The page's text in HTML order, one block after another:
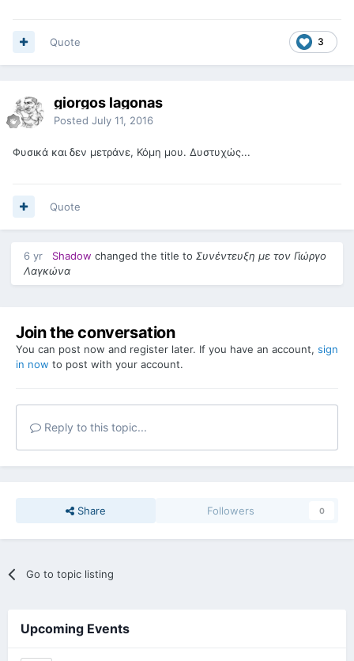
3
Quote
giorgos lagonas
Posted July 11, 2016
Φυσικά και δεν μετράνε, Κόμη μου. Δυστυχώς...
Quote
6 yr Shadow changed the title to Συνέντευξη με τον Γιώργο
Λαγκώνα
Join the conversation
You can post now and register later. If you have an account, sign
in now to post with your account.
Reply to this topic...
Share Followers 0
Go to topic listing
Upcoming Events